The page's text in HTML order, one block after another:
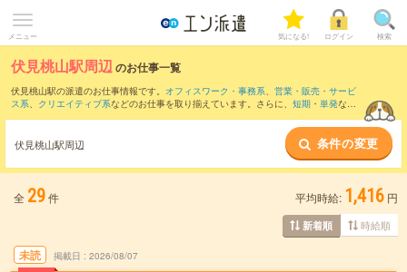
メニュー 気になる! ログイン 検索
伏見桃山駅周辺のお仕事一覧
伏見桃山駅の派遣のお仕事情報です。 オフィスワーク・事務系、 営業・販売・サービ
ス系、 クリエイティブ系などのお仕事を取り揃えています。さらに、 短期 ・ 単発など
また、烏丸駅・京都駅 西大路駅
など近隣駅のお仕
事もご確認いただけます。
伏見桃山駅周辺 条件の変更
全 29件 平均時給: 1,416 円
新着順 時給順
未読 掲載日 2026/08/07